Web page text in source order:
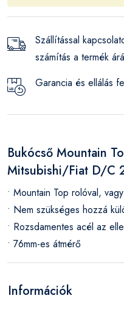
Szállítással
számítás a termék
Garancia és ellálás
Bukócső Mountain
Mitsubishi/Fiat D/C
• Mountain Top rolóval,
• Nem szükséges hozzá
• Rozsdamentes acél az
• 76mm-es átmérő
Információk